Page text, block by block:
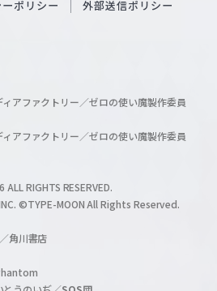
i
l
h
a
n
l
ポリシー 外部送信ポリシー
アファクトリー／ゼロの使い魔製作委員
アファクトリー／ゼロの使い魔製作委員
RIGHTS RESERVED.
©TYPE-MOON All Rights Reserved.
角川書店